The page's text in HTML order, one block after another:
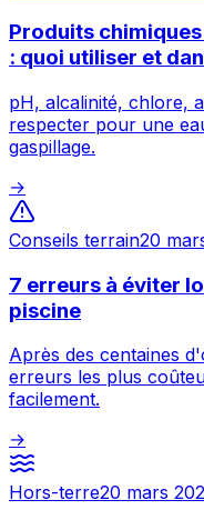
Produits
: quoi utiliser et
pH, alcalinité, chlore,
respecter pour une
gaspillage.
→
Conseils terrain20
7 erreurs à éviter
piscine
Après des centaines
erreurs les plus
facilement.
→
Hors-terre20 mars